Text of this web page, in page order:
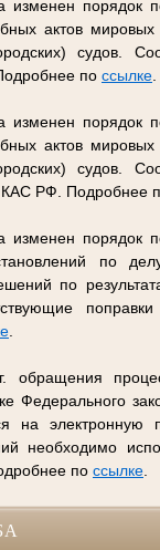
порядок
актов
судов.
по ссылке
порядок
актов
судов.
РФ. Подробнее
порядок
по
по
Федерального
на электронную
необходимо
по ссылке